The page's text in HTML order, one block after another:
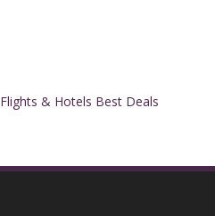
& Hotels Best Deals